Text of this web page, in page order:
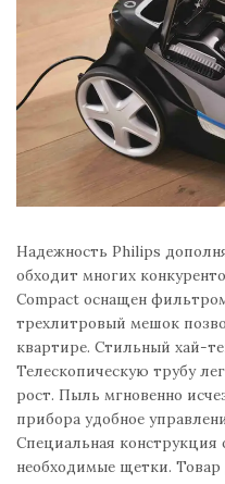
Надежность Philips
обходит многих
Compact оснащен
трехлитровый мешок
квартире. Стильный хай-
Телескопическую трубу
рост. Пыль мгновенно
прибора удобное
Специальная конструкция
необходимые щетки. Товар